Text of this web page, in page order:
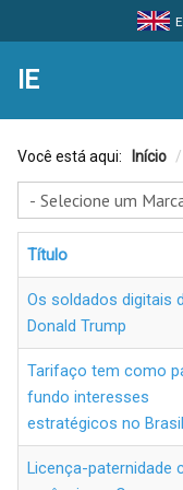
IE
Você está aqui: Início /
Título
Os soldados digitais
Donald Trump
Tarifaço tem como
fundo interesses
estratégicos no Brasil
Licença-paternidade